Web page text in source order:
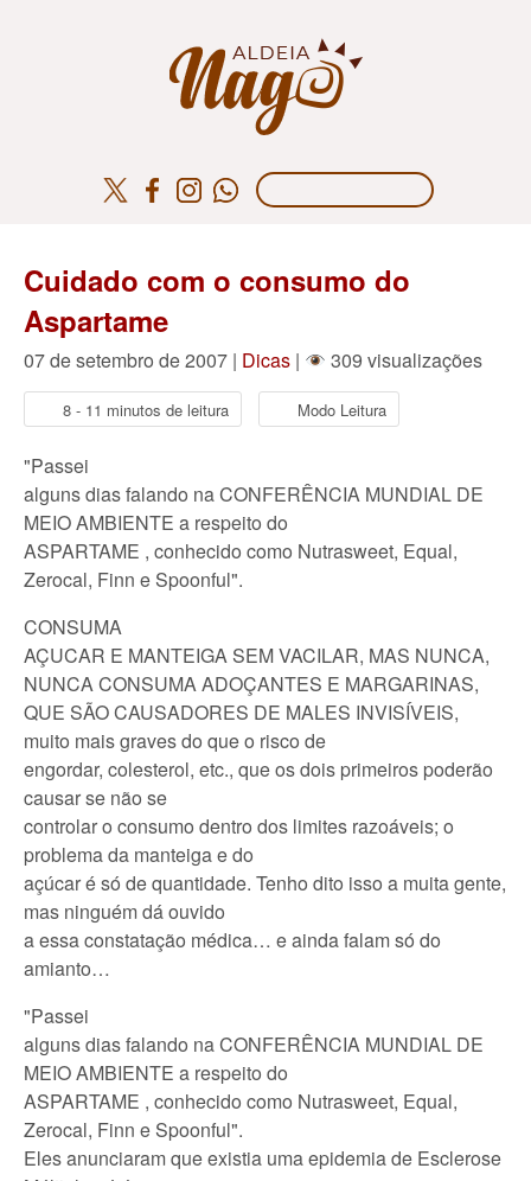
Cuidado com o consumo do
Aspartame
07 de setembro de 2007 | Dicas | 309 visualizações
8 - 11 minutos de leitura Modo Leitura
"Passei
alguns dias falando na CONFERÊNCIA MUNDIAL DE
MEIO AMBIENTE a respeito do
ASPARTAME , conhecido como Nutrasweet, Equal,
Zerocal, Finn e Spoonful".
CONSUMA
AÇUCAR E MANTEIGA SEM VACILAR, MAS NUNCA,
NUNCA CONSUMA ADOÇANTES E MARGARINAS,
QUE SÃO CAUSADORES DE MALES INVISÍVEIS,
muito mais graves do que o risco de
engordar, colesterol, etc., que os dois primeiros poderão
causar se não se
controlar o consumo dentro dos limites razoáveis; o
problema da manteiga e do
açúcar é só de quantidade. Tenho dito isso a muita gente,
mas ninguém dá ouvido
a essa constatação médica… e ainda falam só do
amianto…
"Passei
alguns dias falando na CONFERÊNCIA MUNDIAL DE
MEIO AMBIENTE a respeito do
ASPARTAME , conhecido como Nutrasweet, Equal,
Zerocal, Finn e Spoonful".
Eles anunciaram que existia uma epidemia de Esclerose